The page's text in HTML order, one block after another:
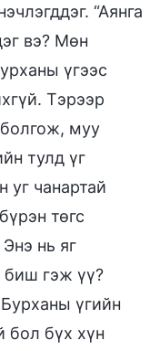
“Аянга
вэ? Мөн
үгээс
Тэрээр
муу
тулд үг
уг чанартай
төгс
нь яг
биш гэж үү?
үгийн
бол бүх хүн